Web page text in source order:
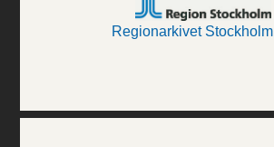
Regionarkivet Stockholm